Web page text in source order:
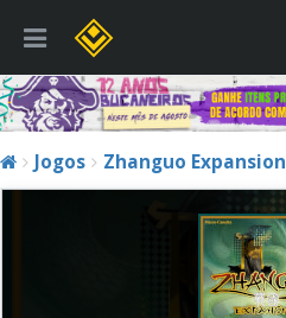
Jogos Zhanguo Expansion